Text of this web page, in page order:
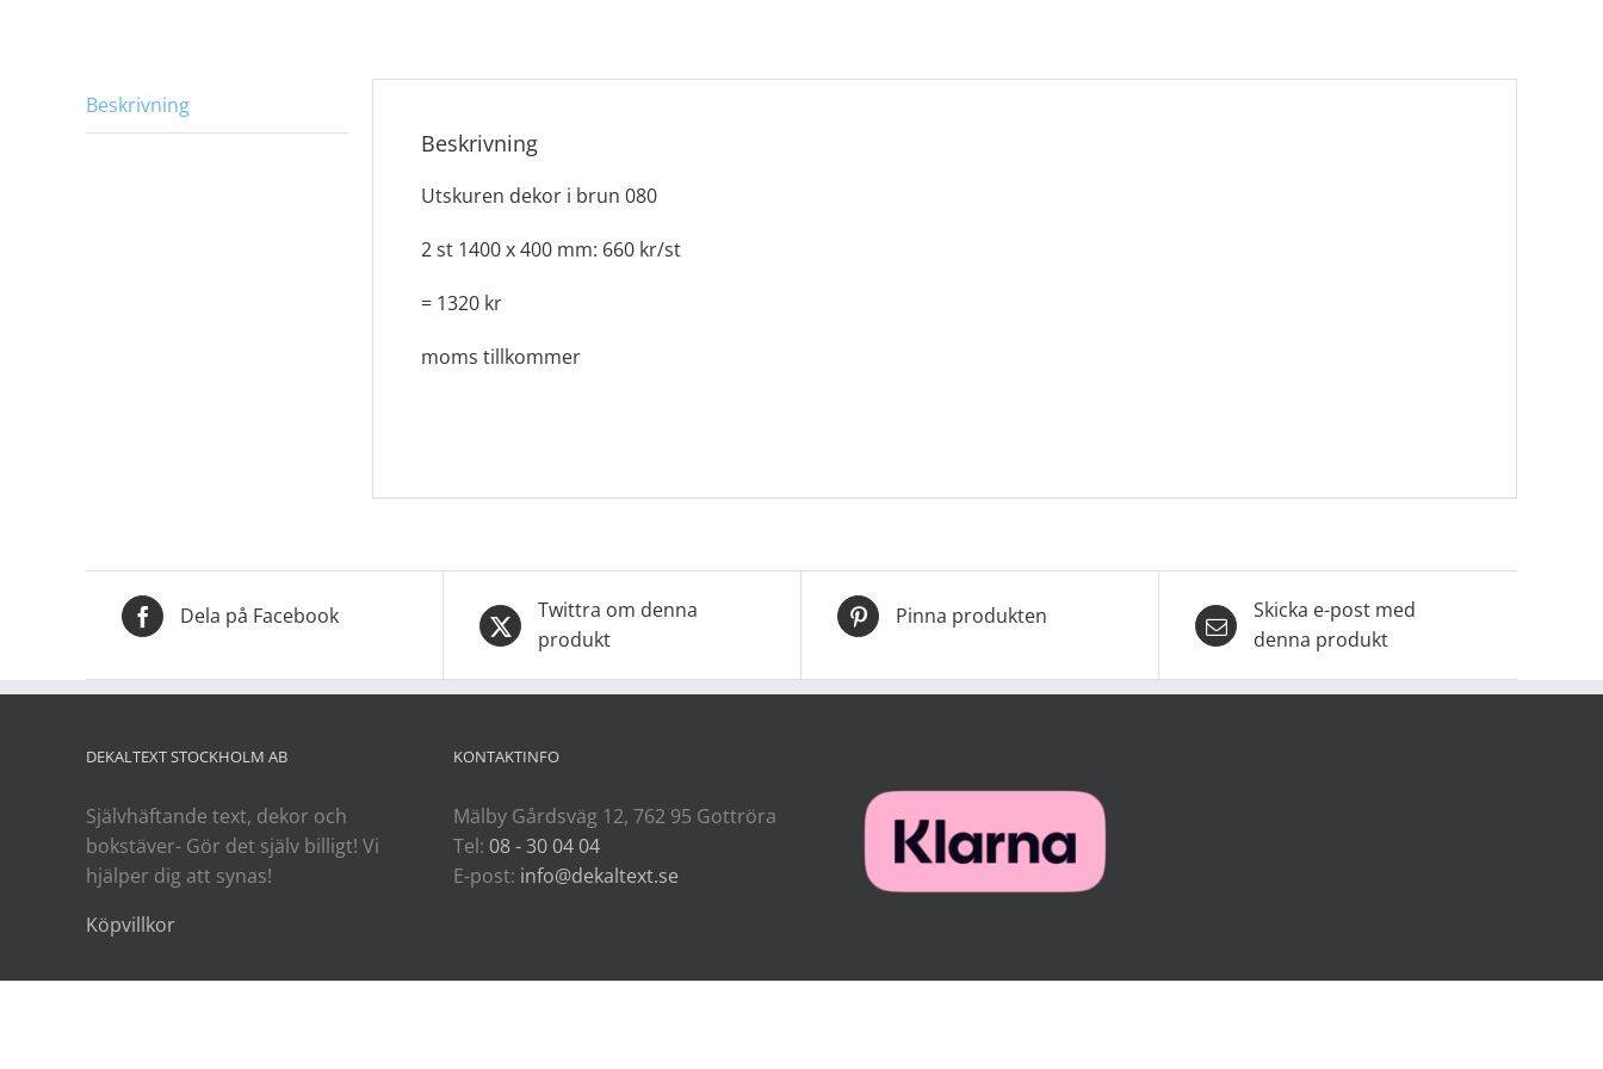
Beskrivning
Beskrivning
Utskuren dekor i brun 080
2 st 1400 x 400 mm: 660 kr/st
= 1320 kr
moms tillkommer
Dela på Facebook
Twittra om denna
produkt
Pinna produkten
Skicka e-post med
denna produkt
DEKALTEXT STOCKHOLM AB
Självhäftande text, dekor och
bokstäver- Gör det själv billigt! Vi
hjälper dig att synas!
Köpvillkor
KONTAKTINFO
Mälby Gårdsväg 12, 762 95 Gottröra
Tel: 08 - 30 04 04
E-post: info@dekaltext.se